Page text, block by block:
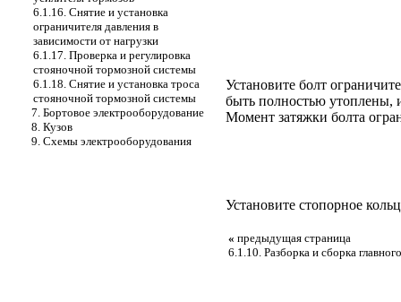
6.1.16. Снятие и установка
ограничителя давления в
зависимости от нагрузки
6.1.17. Проверка и регулировка
стояночной тормозной системы
6.1.18. Снятие и установка троса
стояночной тормозной системы
7. Бортовое электрооборудование
8. Кузов
9. Схемы электрооборудования
Установите болт
быть полностью утоплены,
Момент затяжки болта
Установите стопорное
« предыдущая страница
6.1.10. Разборка и сборка